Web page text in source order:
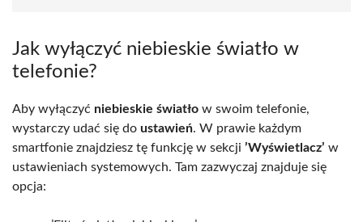
Jak wyłączyć niebieskie światło w
telefonie?
Aby wyłączyć niebieskie światło w swoim telefonie,
wystarczy udać się do ustawień. W prawie każdym
smartfonie znajdziesz tę funkcję w sekcji ’Wyświetlacz’ w
ustawieniach systemowych. Tam zazwyczaj znajduje się
opcja: